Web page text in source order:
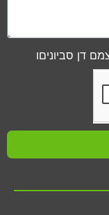
דן סביוניםו